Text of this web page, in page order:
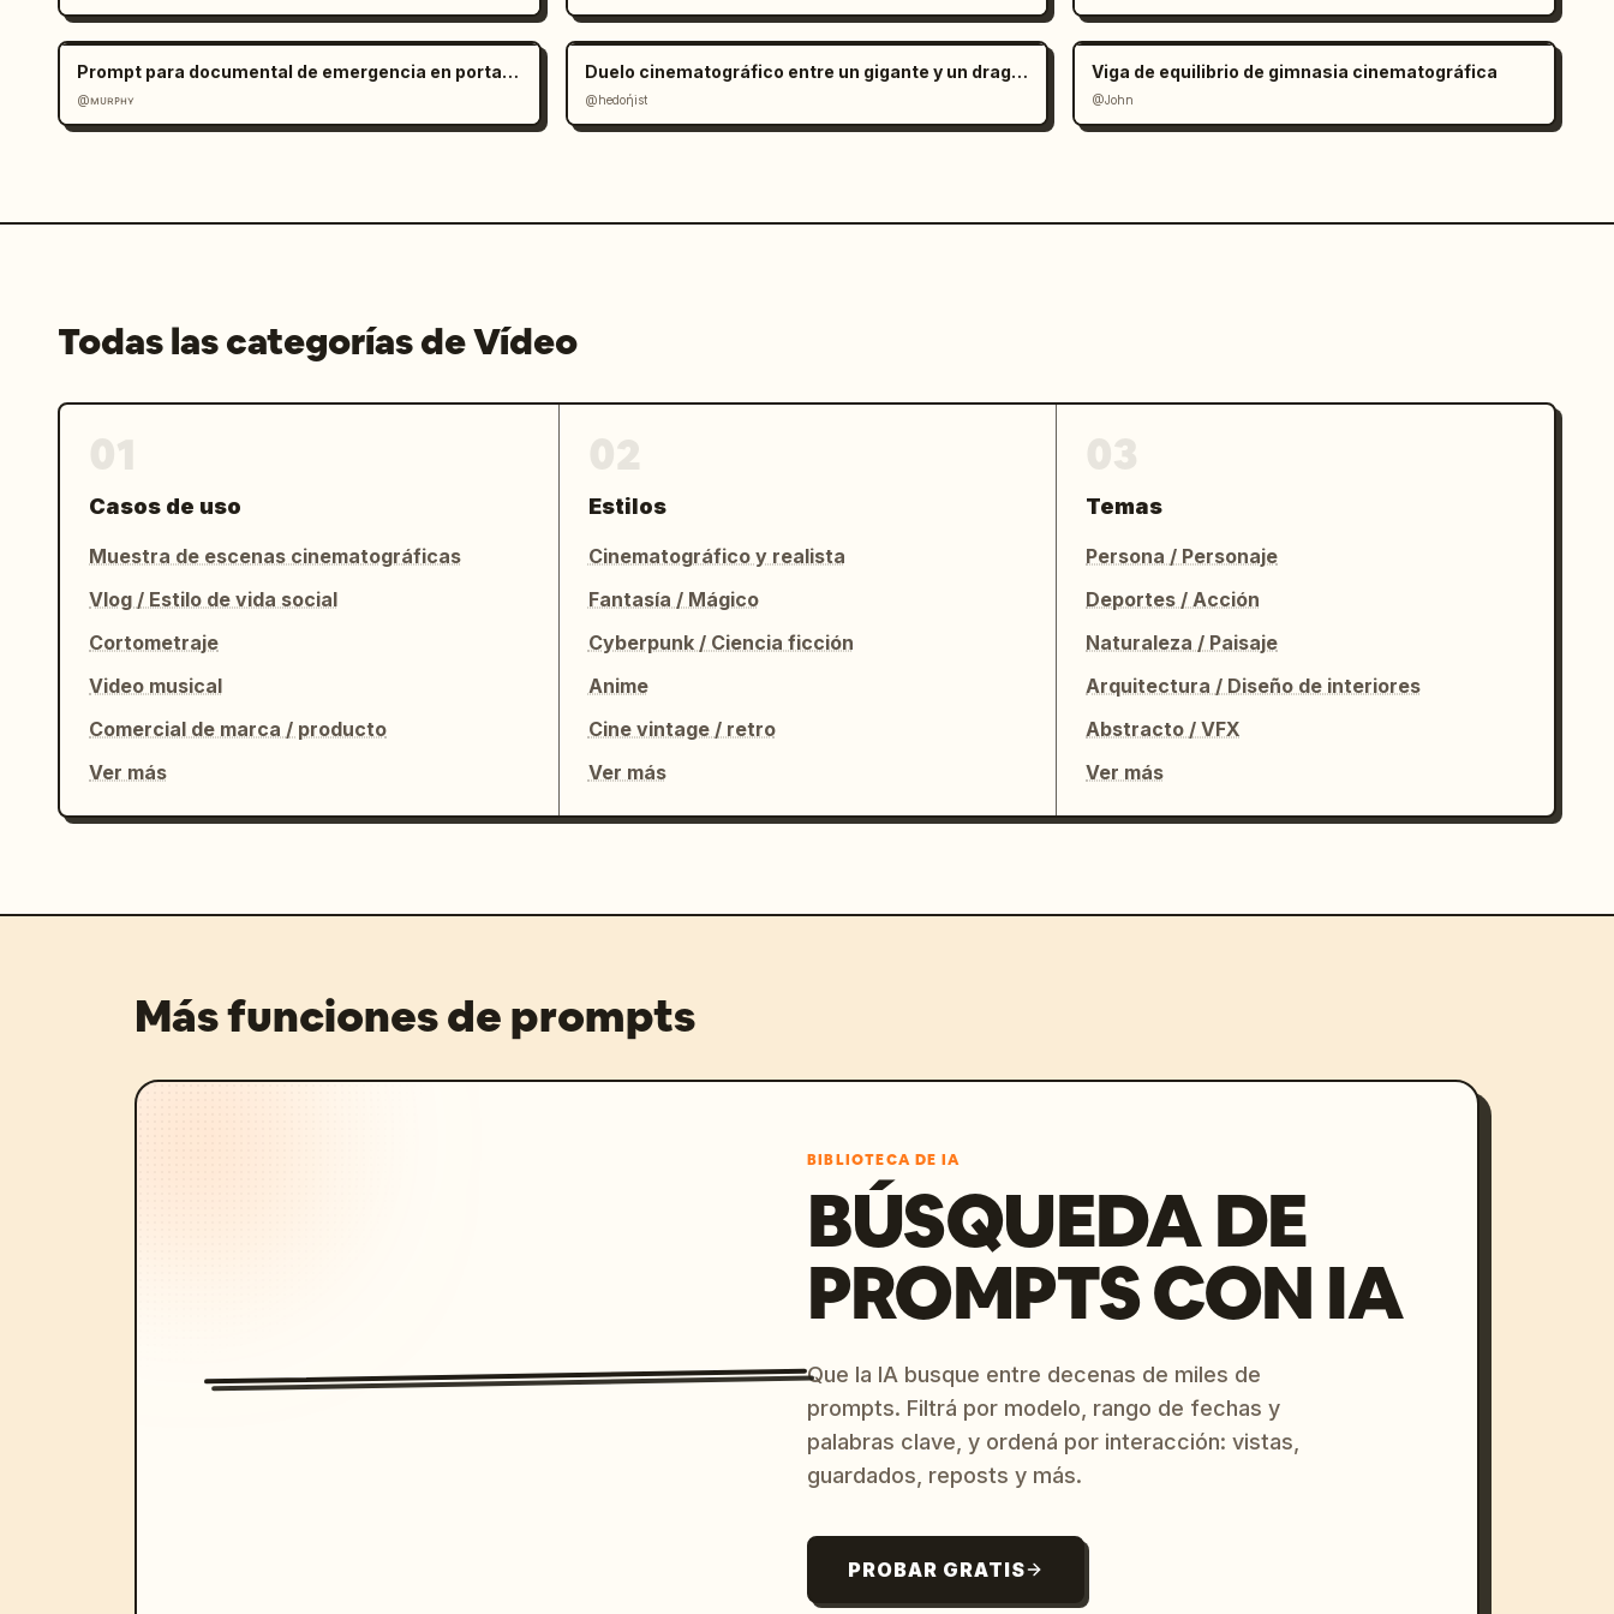
del personaje. La cámara se mueve de manera constante en cada corte.
Prompt para documental de emergencia en portaaviones
@ᴍᴜʀᴘʜʏ
Duelo cinematográfico entre un gigante y un dragón
@hedoήist
Viga de equilibrio de gimnasia cinematográfica
@John
Todas las categorías de Vídeo
Casos de uso
Muestra de escenas cinematográficas
Vlog / Estilo de vida social
Cortometraje
Video musical
Comercial de marca / producto
Ver más
Estilos
Cinematográfico y realista
Fantasía / Mágico
Cyberpunk / Ciencia ficción
Anime
Cine vintage / retro
Ver más
Temas
Persona / Personaje
Deportes / Acción
Naturaleza / Paisaje
Arquitectura / Diseño de interiores
Abstracto / VFX
Ver más
Más funciones de prompts
BIBLIOTECA DE IA
BÚSQUEDA DE
PROMPTS CON IA
Que la IA busque entre decenas de miles de
prompts. Filtrá por modelo, rango de fechas y
palabras clave, y ordená por interacción: vistas,
guardados, reposts y más.
PROBAR GRATIS